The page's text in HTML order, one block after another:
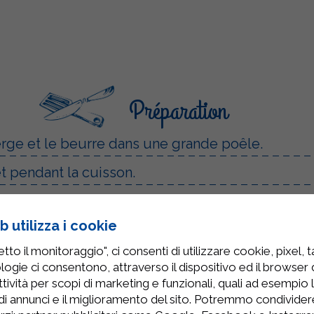
Préparation
et le beurre dans une grande poêle.
pendant la cuisson.
Sterilgarda avec la moutarde jusqu'à
baissez le feu et laissez cuire environ
uniformément le poulet.
chaud, accompagné de son jus de cuisson.
utilizza i cookie
il monitoraggio", ci consenti di utilizzare cookie, pixel,
ci consentono, attraverso il dispositivo ed il browser
per scopi di marketing e funzionali, quali ad esempio
annunci e il miglioramento del sito. Potremmo